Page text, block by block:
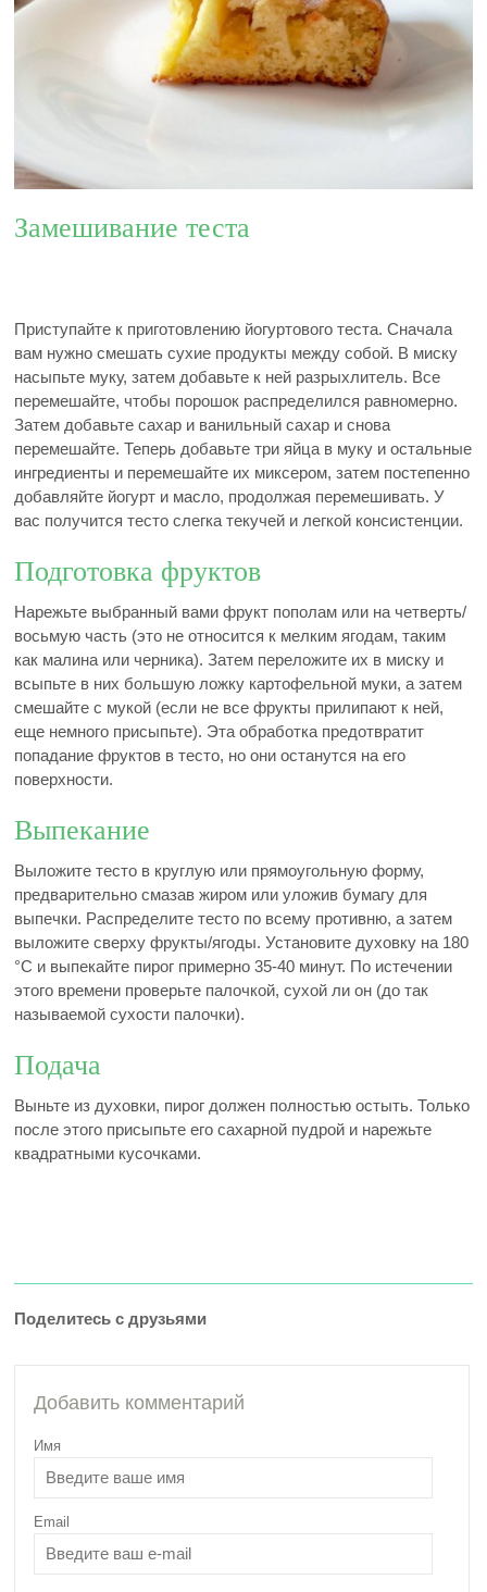
Замешивание теста
Приступайте к приготовлению йогуртового теста. Сначала
вам нужно смешать сухие продукты между собой. В миску
насыпьте муку, затем добавьте к ней разрыхлитель. Все
перемешайте, чтобы порошок распределился равномерно.
Затем добавьте сахар и ванильный сахар и снова
перемешайте. Теперь добавьте три яйца в муку и остальные
ингредиенты и перемешайте их миксером, затем постепенно
добавляйте йогурт и масло, продолжая перемешивать. У
вас получится тесто слегка текучей и легкой консистенции.
Подготовка фруктов
Нарежьте выбранный вами фрукт пополам или на четверть/
восьмую часть (это не относится к мелким ягодам, таким
как малина или черника). Затем переложите их в миску и
всыпьте в них большую ложку картофельной муки, а затем
смешайте с мукой (если не все фрукты прилипают к ней,
еще немного присыпьте). Эта обработка предотвратит
попадание фруктов в тесто, но они останутся на его
поверхности.
Выпекание
Выложите тесто в круглую или прямоугольную форму,
предварительно смазав жиром или уложив бумагу для
выпечки. Распределите тесто по всему противню, а затем
выложите сверху фрукты/ягоды. Установите духовку на 180
°C и выпекайте пирог примерно 35-40 минут. По истечении
этого времени проверьте палочкой, сухой ли он (до так
называемой сухости палочки).
Подача
Выньте из духовки, пирог должен полностью остыть. Только
после этого присыпьте его сахарной пудрой и нарежьте
квадратными кусочками.
Поделитесь с друзьями
Добавить комментарий
Имя
Email